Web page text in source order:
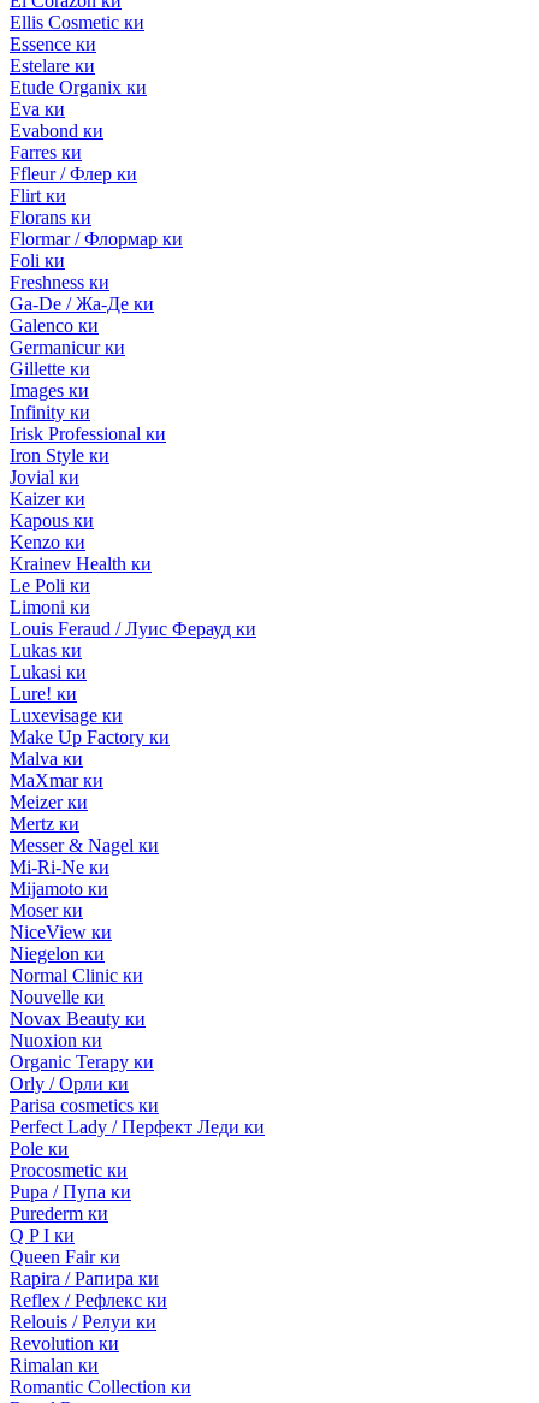
Ellis Cosmetic ки
Essence ки
Estelare ки
Etude Organix ки
Eva ки
Evabond ки
Farres ки
Ffleur / Флер ки
Flirt ки
Florans ки
Flormar / Флормар ки
Foli ки
Freshness ки
Ga-De / Жа-Де ки
Galenco ки
Germanicur ки
Gillette ки
Images ки
Infinity ки
Irisk Professional ки
Iron Style ки
Jovial ки
Kaizer ки
Kapous ки
Kenzo ки
Krainev Health ки
Le Poli ки
Limoni ки
Louis Feraud / Луис Ферауд ки
Lukas ки
Lukasi ки
Lure! ки
Luxevisage ки
Make Up Factory ки
Malva ки
MaXmar ки
Meizer ки
Mertz ки
Messer & Nagel ки
Mi-Ri-Ne ки
Mijamoto ки
Moser ки
NiceView ки
Niegelon ки
Normal Clinic ки
Nouvelle ки
Novax Beauty ки
Nuoxion ки
Organic Terapy ки
Orly / Орли ки
Parisa cosmetics ки
Perfect Lady / Перфект Леди ки
Pole ки
Procosmetic ки
Pupa / Пупа ки
Purederm ки
Q P I ки
Queen Fair ки
Rapira / Рапира ки
Reflex / Рефлекс ки
Relouis / Релуи ки
Revolution ки
Rimalan ки
Romantic Collection ки